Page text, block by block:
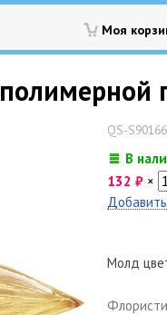
Моя
QS-S90166
В
132 ₽ ×
Молд